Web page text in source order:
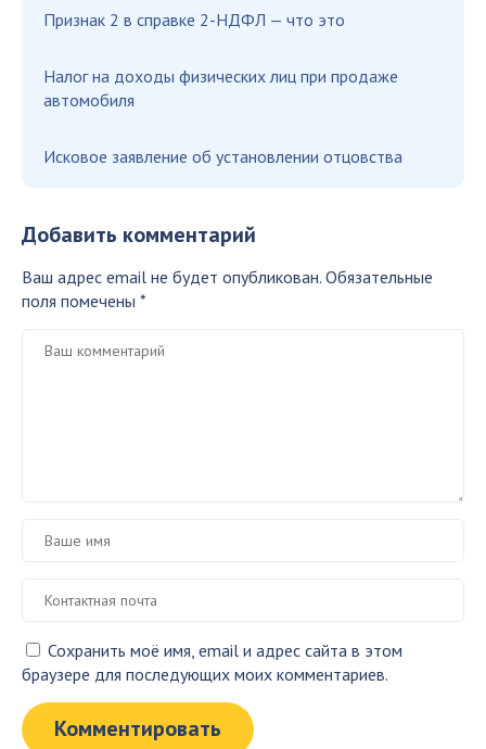
Признак 2 в справке 2-НДФЛ — что это
Налог на доходы физических лиц при продаже
автомобиля
Исковое заявление об установлении отцовства
Добавить комментарий
Ваш адрес email не будет опубликован. Обязательные
поля помечены *
Сохранить моё имя, email и адрес сайта в этом
браузере для последующих моих комментариев.